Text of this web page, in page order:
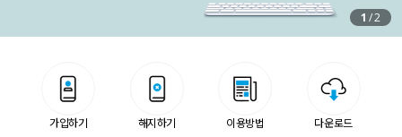
1 /2
가입하기 해지하기 이용방법 다운로드